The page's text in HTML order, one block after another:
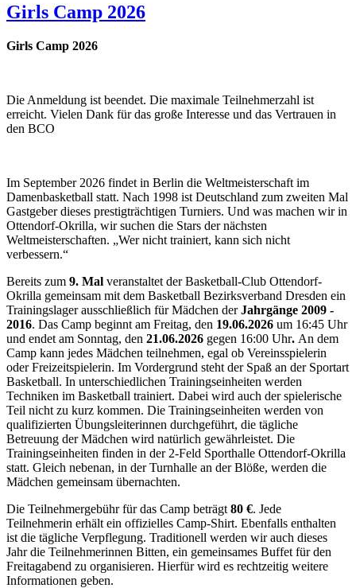
Girls Camp 2026
Girls Camp 2026
Die Anmeldung ist beendet. Die maximale Teilnehmerzahl ist
erreicht. Vielen Dank für das große Interesse und das Vertrauen in
den BCO
Im September 2026 findet in Berlin die Weltmeisterschaft im
Damenbasketball statt. Nach 1998 ist Deutschland zum zweiten Mal
Gastgeber dieses prestigträchtigen Turniers. Und was machen wir in
Ottendorf-Okrilla, wir suchen die Stars der nächsten
Weltmeisterschaften. „Wer nicht trainiert, kann sich nicht
verbessern.“
Bereits zum 9. Mal veranstaltet der Basketball-Club Ottendorf-
Okrilla gemeinsam mit dem Basketball Bezirksverband Dresden ein
Trainingslager ausschließlich für Mädchen derJahrgänge 2009 -
2016. Das Camp beginnt am Freitag, den 19.06.2026 um 16:45 Uhr
und endet am Sonntag, den 21.06.2026 gegen 16:00 Uhr. An dem
Camp kann jedes Mädchen teilnehmen, egal ob Vereinsspielerin
oder Freizeitspielerin. Im Vordergrund steht der Spaß an der Sportart
Basketball. In unterschiedlichen Trainingseinheiten werden
Techniken im Basketball trainiert. Dabei wird auch der spielerische
Teil nicht zu kurz kommen. Die Trainingseinheiten werden von
qualifizierten Übungsleiterinnen durchgeführt, die tägliche
Betreuung der Mädchen wird natürlich gewährleistet. Die
Trainingseinheiten finden in der 2-Feld Sporthalle Ottendorf-Okrilla
statt. Gleich nebenan, in der Turnhalle an der Blöße, werden die
Mädchen gemeinsam übernachten.
Die Teilnehmergebühr für das Camp beträgt 80 €. Jede
Teilnehmerin erhält ein offizielles Camp-Shirt. Ebenfalls enthalten
ist die tägliche Verpflegung. Traditionell werden wir auch dieses
Jahr die Teilnehmerinnen Bitten, ein gemeinsames Buffet für den
Freitagabend zu organisieren. Hierfür wird es rechtzeitig weitere
Informationen geben.